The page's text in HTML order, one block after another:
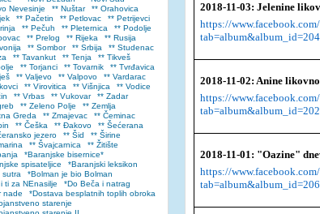
2018-11-03: Jelenine
https://
2018-11-02: Anine
https://
2018-11-01: "Oazine"
https://
Nevesinje
** Nuštar
** Orahovica
** Pačetin ** Petlovac
** Petrijevci
** Pečuh ** Pleternica
** Podolje
** Prelog ** Rijeka
** Rusija
** Sombor ** Srbija
** Studenac
** Tavankut ** Tenja
** Tikveš
** Torjanci ** Tovarnik
** Tvrđavica
** Valjevo ** Valpovo
** Vardarac
** Virovitica ** Višnjica
** Vodice
** Vrbas ** Vukovar
** Zadar
** Zeleno Polje
** Zemlja
Greda
** Zmajevac
** Čeminac
** Češka ** Đakovo
** Šećerana
jezero
** Šid
** Širine
** Švajcarnica
** Žitište
*Baranjske bisernice*
spisateljice
*Baranjski leksikon
sutra
*Bolman je bio Bolman
ti za NEnasilje
*Do Beča i natrag
nade
*Dostava besplatnih toplih obroka
starenje